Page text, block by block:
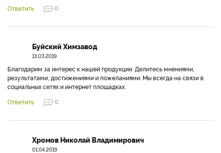
Ответить
0
Буйский Химзавод
13.03.2019
Благодарим за интерес к нашей продукции. Делитесь мнениями,
результатами, достижениями и пожеланиями. Мы всегда на связи в
социальных сетях и интернет площадках.
Ответить
0
Хромов Николай Владимирович
01.04.2019